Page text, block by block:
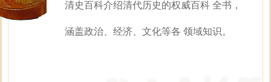
清史百科介绍清代历史的权威百科 全书，
涵盖政治、经济、文化等各 领域知识。